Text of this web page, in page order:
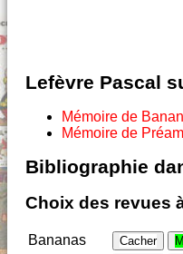
Lefèvre Pascal
Mémoire de
Mémoire de
Bibliographie
Choix des revues
Bananas Cacher